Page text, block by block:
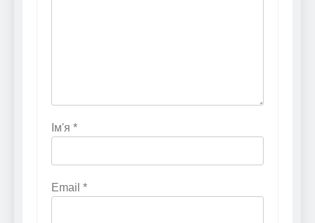
Ім'я *
Email *